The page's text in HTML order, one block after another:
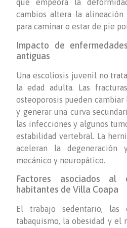
que empeora la
cambios altera la alineación
para caminar o estar de pie
Impacto de
antiguas
Una escoliosis juvenil no
la edad adulta. Las
osteoporosis pueden
y generar una curva
las infecciones y algunos
estabilidad vertebral. La
aceleran la
mecánico y neuropático.
Factores asociados
habitantes de Villa Coapa
El trabajo sedentario, las
tabaquismo, la obesidad y el